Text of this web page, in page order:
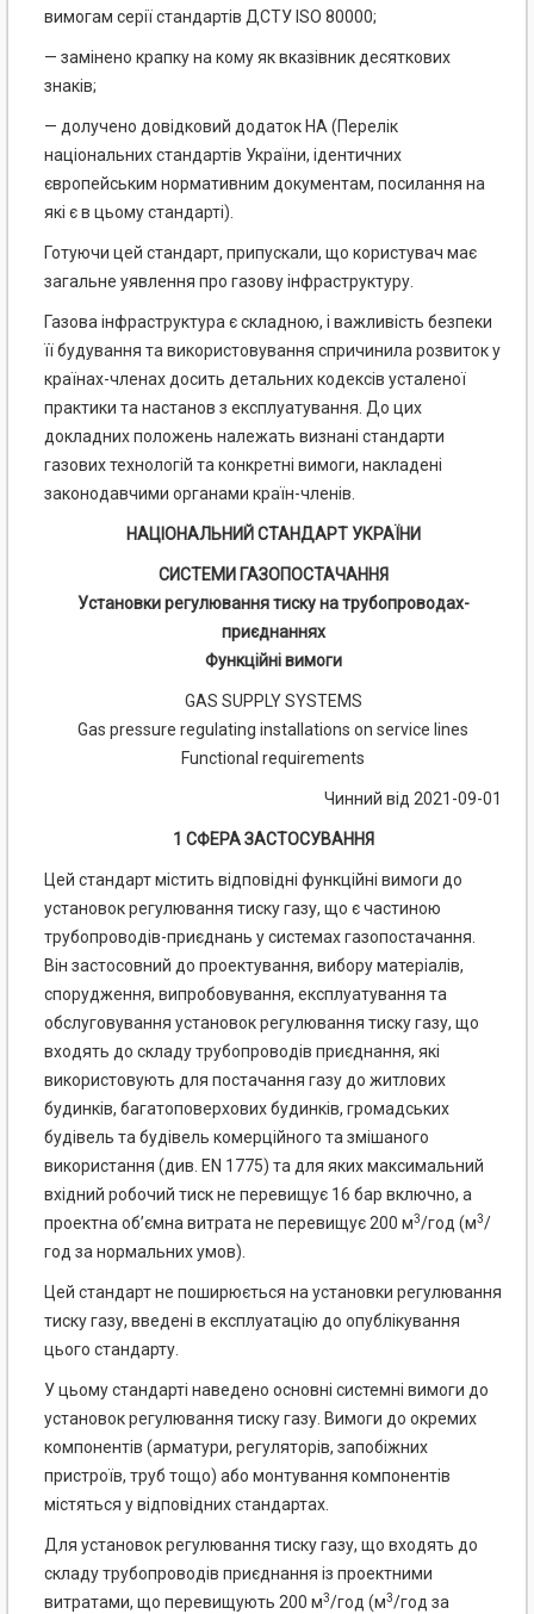
вимогам серії стандартів ДСТУ ISO 80000;
— замінено крапку на кому як вказівник десяткових
знаків;
— долучено довідковий додаток НА (Перелік
національних стандартів України, ідентичних
європейським нормативним документам, посилання на
які є в цьому стандарті).
Готуючи цей стандарт, припускали, що користувач має
загальне уявлення про газову інфраструктуру.
Газова інфраструктура є складною, і важливість безпеки
її будування та використовування спричинила розвиток у
країнах-членах досить детальних кодексів усталеної
практики та настанов з експлуатування. До цих
докладних положень належать визнані стандарти
газових технологій та конкретні вимоги, накладені
законодавчими органами країн-членів.
НАЦІОНАЛЬНИЙ СТАНДАРТ УКРАЇНИ
СИСТЕМИ ГАЗОПОСТАЧАННЯ
Установки регулювання тиску на трубопроводах-
приєднаннях
Функційні вимоги
GAS SUPPLY SYSTEMS
Gas pressure regulating installations on service lines
Functional requirements
Чинний від 2021-09-01
1 СФЕРА ЗАСТОСУВАННЯ
Цей стандарт містить відповідні функційні вимоги до
установок регулювання тиску газу, що є частиною
трубопроводів-приєднань у системах газопостачання.
Він застосовний до проектування, вибору матеріалів,
спорудження, випробовування, експлуатування та
обслуговування установок регулювання тиску газу, що
входять до складу трубопроводів приєднання, які
використовують для постачання газу до житлових
будинків, багатоповерхових будинків, громадських
будівель та будівель комерційного та змішаного
використання (див. EN 1775) та для яких максимальний
вхідний робочий тиск не перевищує 16 бар включно, а
проектна об’ємна витрата не перевищує 200 м3/год (м3/
год за нормальних умов).
Цей стандарт не поширюється на установки регулювання
тиску газу, введені в експлуатацію до опублікування
цього стандарту.
У цьому стандарті наведено основні системні вимоги до
установок регулювання тиску газу. Вимоги до окремих
компонентів (арматури, регуляторів, запобіжних
пристроїв, труб тощо) або монтування компонентів
містяться у відповідних стандартах.
Для установок регулювання тиску газу, що входять до
складу трубопроводів приєднання із проектними
витратами, що перевищують 200 м3/год (м3/год за